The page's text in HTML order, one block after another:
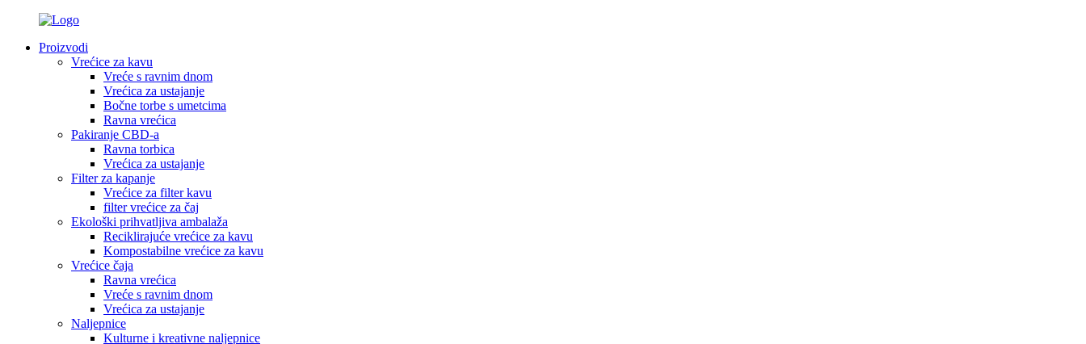
Proizvodi
Vrećice za kavu
Vreće s ravnim dnom
Vrećica za ustajanje
Bočne torbe s umetcima
Ravna vrećica
Pakiranje CBD-a
Ravna torbica
Vrećica za ustajanje
Filter za kapanje
Vrećice za filter kavu
filter vrećice za čaj
Ekološki prihvatljiva ambalaža
Reciklirajuće vrećice za kavu
Kompostabilne vrećice za kavu
Vrećice čaja
Ravna vrećica
Vreće s ravnim dnom
Vrećica za ustajanje
Naljepnice
Kulturne i kreativne naljepnice